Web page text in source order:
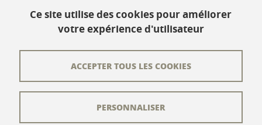
L'équipe éditoriale
Ce site utilise des cookies pour améliorer
votre expérience d'utilisateur
ACCEPTER TOUS LES COOKIES
PERSONNALISER